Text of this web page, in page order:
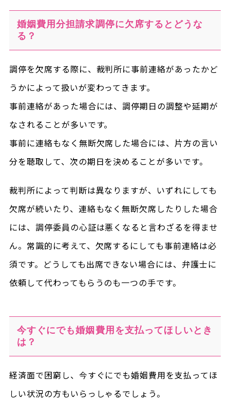
婚姻費用分担請求調停に欠席するとどうな
る？
調停を欠席する際に、裁判所に事前連絡があったかど
うかによって扱いが変わってきます。
事前連絡があった場合には、調停期日の調整や延期が
なされることが多いです。
事前に連絡もなく無断欠席した場合には、片方の言い
分を聴取して、次の期日を決めることが多いです。
裁判所によって判断は異なりますが、いずれにしても
欠席が続いたり、連絡もなく無断欠席したりした場合
には、調停委員の心証は悪くなると言わざるを得ませ
ん。常識的に考えて、欠席するにしても事前連絡は必
須です。どうしても出席できない場合には、弁護士に
依頼して代わってもらうのも一つの手です。
今すぐにでも婚姻費用を支払ってほしいとき
は？
経済面で困窮し、今すぐにでも婚姻費用を支払ってほ
しい状況の方もいらっしゃるでしょう。